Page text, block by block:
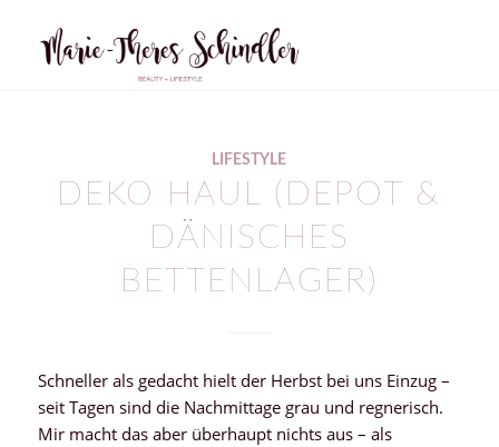
LIFESTYLE
DEKO HAUL (DEPOT &
DÄNISCHES
BETTENLAGER)
Schneller als gedacht hielt der Herbst bei uns Einzug –
seit Tagen sind die Nachmittage grau und regnerisch.
Mir macht das aber überhaupt nichts aus – als